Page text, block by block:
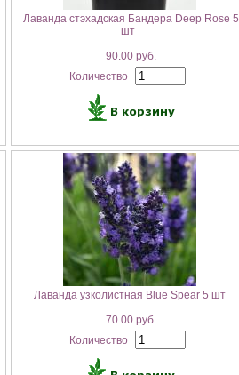
Лаванда стэхадская Бандера Deep Rose 5
шт
90.00 руб.
Количество
Лаванда узколистная Blue Spear 5 шт
70.00 руб.
Количество